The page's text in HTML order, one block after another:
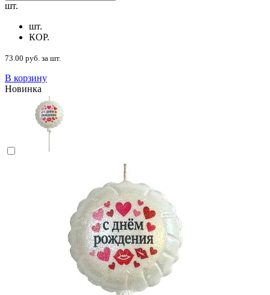
шт.
шт.
КОР.
73.00 руб. за шт.
В корзину
Новинка